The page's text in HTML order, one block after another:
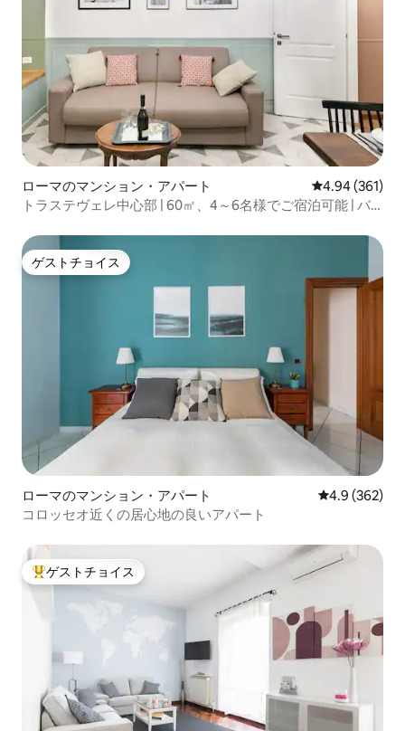
ローマのマンション・アパート レビュー361
4.94 (361)
トラステヴェレ中心部 | 60㎡、4～6名様でご宿泊可能 | バ
ゲストチョイス
ゲストチョイス
ローマのマンション・アパート レビュー362
4.9 (362)
コロッセオ近くの居心地の良いアパート
大好評のゲストチョイスです。
ゲストチョイス